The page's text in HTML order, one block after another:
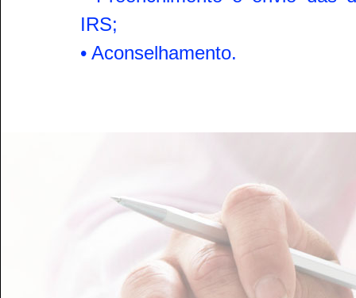
IRS;
• Aconselhamento.